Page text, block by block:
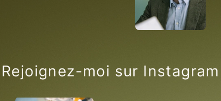
Rejoignez-moi sur Instagram